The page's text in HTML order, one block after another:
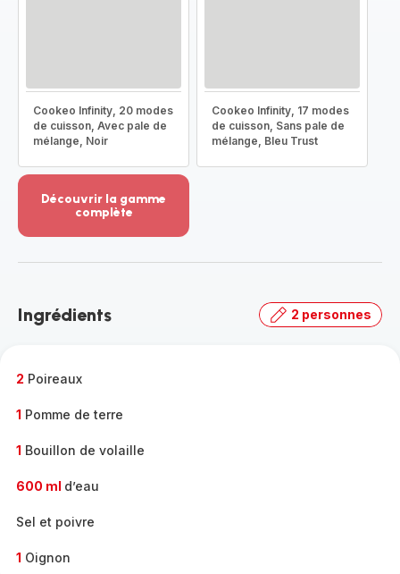
Cookeo Infinity, 20 modes
de cuisson, Avec pale de
mélange, Noir
Cookeo Infinity, 17 modes
de cuisson, Sans pale de
mélange, Bleu Trust
Découvrir la gamme
complète
-
gamme
Ingrédients 2 personnes
2 Poireaux
1 Pomme de terre
1 Bouillon de volaille
600 ml d’eau
Sel et poivre
1 Oignon